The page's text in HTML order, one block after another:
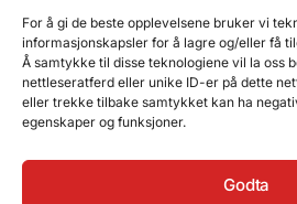
For å gi de beste opplevelsene bruker vi
informasjonskapsler for å lagre og/eller få
Å samtykke til disse teknologiene vil la oss
nettleseratferd eller unike ID-er på dette
eller trekke tilbake samtykket kan ha
egenskaper og funksjoner.
Godta
naturopplevelser, personlig pleie,
Nyttige Linker
Om oss
Kontakt